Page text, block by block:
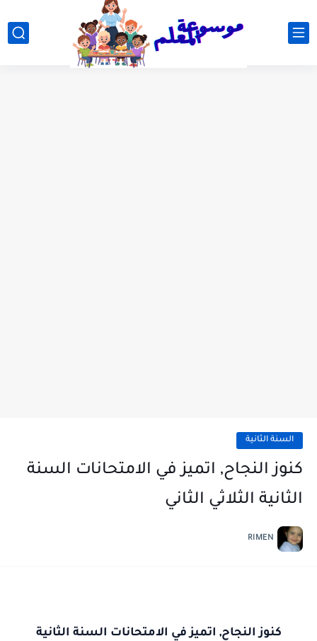
السنة الثانية
كنوز النجاح, اتميز في الامتحانات السنة
الثانية الثلاثي الثاني
RIMEN
كنوز النجاح, اتميز في الامتحانات السنة الثانية